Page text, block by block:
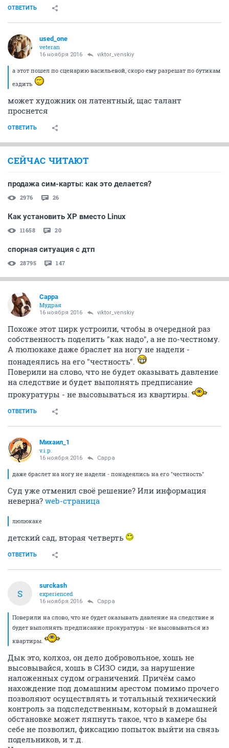
ОТВЕТИТЬ
used_one
veteran
16 ноября 2016 viktor_venskiy
а этот пошел по сценарию васильевой, скоро ему разрешат по бутикам
ездить
может художник он латентный, щас талант
проснется
ОТВЕТИТЬ
СЕЙЧАС ЧИТАЮТ
продажа сим-карты: как это делается?
2976 26
Как установить XP вместо Linux
11658 20
спорная ситуация с дтп
28795 147
Сарра
Мудрая
16 ноября 2016 viktor_venskiy
Похоже этот цирк устроили, чтобы в очередной раз
собственность поделить "как надо", а не по-честному.
А люлюкаке даже браслет на ногу не надели -
понадеялись на его "честность".
Поверили на слово, что не будет оказывать давление
на следствие и будет выполнять предписание
прокуратуры - не высовываться из квартиры.
ОТВЕТИТЬ
Михаил_1
v.i.p.
16 ноября 2016 Сарра
даже браслет на ногу не надели - понадеялись на его "честность"
Суд уже отменил своё решение? Или информация
неверна? web-страница
люлюкаке
детский сад, вторая четверть
ОТВЕТИТЬ
S
surckash
experienced
16 ноября 2016 Сарра
Поверили на слово, что не будет оказывать давление на следствие и
будет выполнять предписание прокуратуры - не высовываться из
квартиры.
Дык это, колхоз, он дело добровольное, хошь не
высовывайся, хошь в СИЗО сиди, за нарушение
наложенных судом ограничений. Причём само
нахождение под домашним арестом помимо прочего
позволяют осуществлять и тотальный технический
контроль за подследственным, который в домашней
обстановке может ляпнуть такое, что в камере бы
себе не позволил, фиксацию попыток выйти на связь
подельников, и т.д.